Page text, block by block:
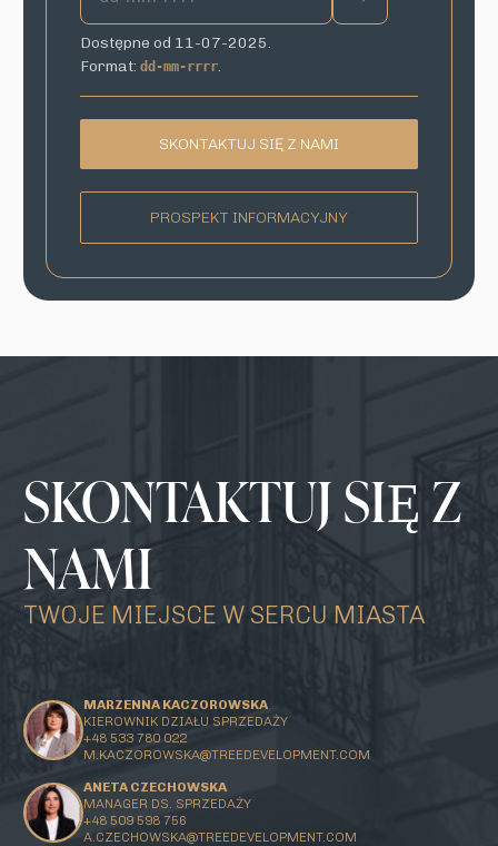
Dostępne od 11-07-2025.
Format:dd-mm-rrrr.
SKONTAKTUJ SIĘ Z NAMI
PROSPEKT INFORMACYJNY
SKONTAKTUJ SIĘ Z
NAMI
TWOJE MIEJSCE W SERCU MIASTA
MARZENNA KACZOROWSKA
KIEROWNIK DZIAŁU SPRZEDAŻY
+48 533 780 022
M.KACZOROWSKA@TREEDEVELOPMENT.COM
ANETA CZECHOWSKA
MANAGER DS. SPRZEDAŻY
+48 509 598 756
A.CZECHOWSKA@TREEDEVELOPMENT.COM